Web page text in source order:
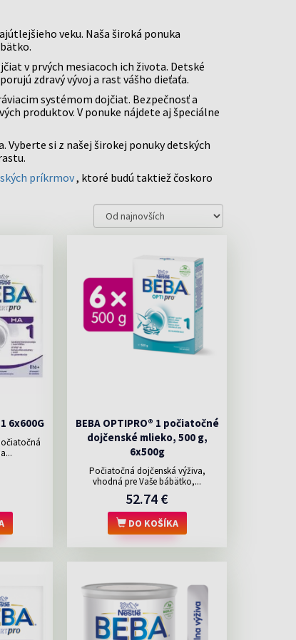
CHRÁNIČE
TESTY
PRÍPRAVKY NA VLHKÝ KAŠEĽ
DETOXIKÁCIA
veku. Naša široká ponuka
v prvých mesiacoch ich života. Detské
zdravý vývoj a rast vášho dieťaťa.
systémom dojčiat. Bezpečnosť a
produktov. V ponuke nájdete aj špeciálne
Vyberte si z našej širokej ponuky detských
príkrmov, ktoré budú taktiež čoskoro
6x600G
BEBA OPTIPRO® 1 počiatočné
dojčenské mlieko, 500 g,
6x500g
Počiatočná dojčenská výživa,
vhodná pre Vaše bábätko,...
52.74 €
DO KOŠÍKA